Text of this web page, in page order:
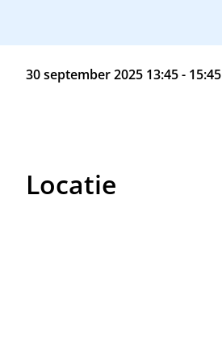
30 september 2025 13:45 - 15:45
Locatie